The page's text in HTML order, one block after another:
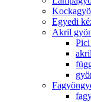
Egyedi
Akril